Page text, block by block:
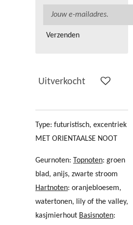
Verzenden
Uitverkocht
Type: futuristisch, excentriek
MET ORIENTAALSE NOOT
Geurnoten: Topnoten: groen
blad, anijs, zwarte stroom
Hartnoten: oranjebloesem,
watertonen, lily of the valley,
kasjmierhout Basisnoten: